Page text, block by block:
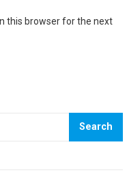
this browser for the next
Search